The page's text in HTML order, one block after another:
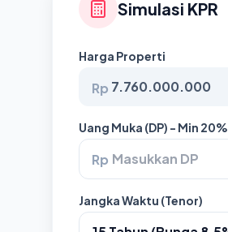
Simulasi KPR
Harga Properti
Rp
Uang Muka (DP) - Min 20%
Rp
Jangka Waktu (Tenor)